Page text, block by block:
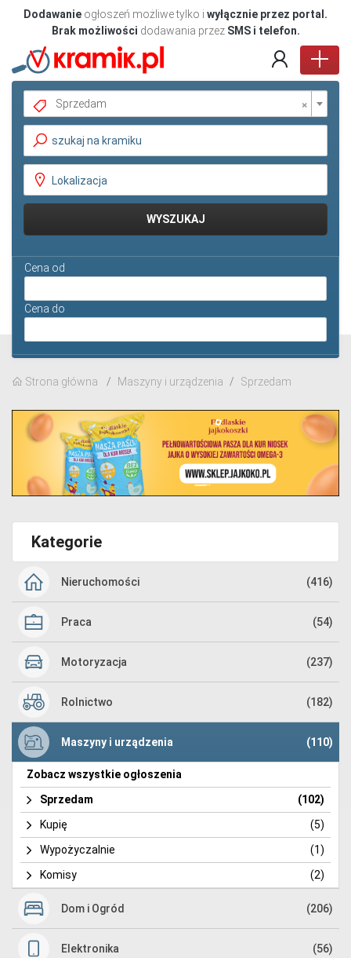
Dodawanie ogłoszeń możliwe tylko i wyłącznie przez portal.
Brak możliwości dodawania przez SMS i telefon.
×
Sprzedam
WYSZUKAJ
Cena od
Cena do
Pokaż oferty
Strona główna Maszyny i urządzenia Sprzedam
Kategorie
Nieruchomości (416)
Praca (54)
Motoryzacja (237)
Rolnictwo (182)
Maszyny i urządzenia (110)
Zobacz wszystkie ogłoszenia
Sprzedam
(102)
Kupię
(5)
Wypożyczalnie
(1)
Komisy
(2)
Dom i Ogród (206)
Elektronika (56)